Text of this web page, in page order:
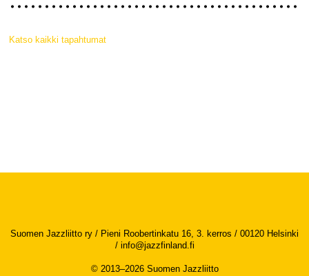
Katso kaikki tapahtumat
Suomen Jazzliitto ry / Pieni Roobertinkatu 16, 3. kerros / 00120 Helsinki
/ info@jazzfinland.fi
© 2013–2026 Suomen Jazzliitto